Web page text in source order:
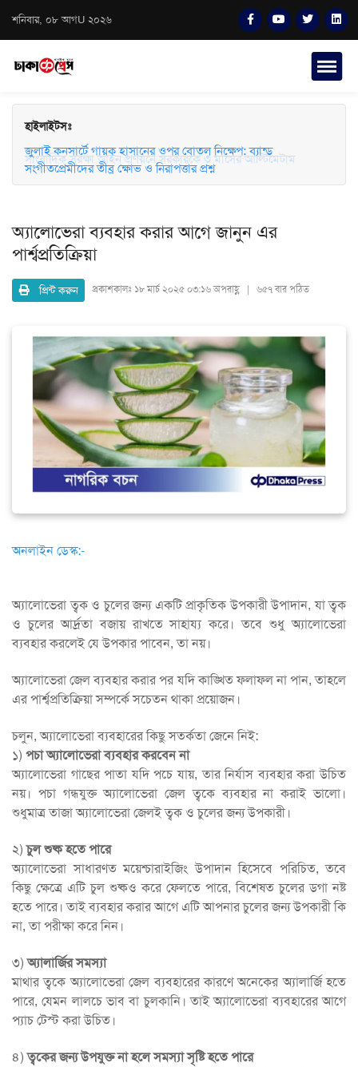
শনিবার, ০৮ আগU ২০২৬
হাইলাইটসঃ
সাংবাদিক সুরক্ষা আইন প্রণয়নে সরকারকে ৩ মাসের আল্টিমেটাম
জুলাই কনসার্টে গায়ক হাসানের ওপর বোতল নিক্ষেপ: ব্যান্ড
সংগীতপ্রেমীদের তীব্র ক্ষোভ ও নিরাপত্তার প্রশ্ন
অ্যালোভেরা ব্যবহার করার আগে জানুন এর
পার্শ্বপ্রতিক্রিয়া
প্রিন্ট করুন প্রকাশকালঃ ১৮ মার্চ ২০২৫ ০৩:১৬ অপরাহ্ণ | ৬৫৭ বার পঠিত
অনলাইন ডেস্ক:-
অ্যালোভেরা ত্বক ও চুলের জন্য একটি প্রাকৃতিক উপকারী উপাদান, যা ত্বক
ও চুলের আর্দ্রতা বজায় রাখতে সাহায্য করে। তবে শুধু অ্যালোভেরা
ব্যবহার করলেই যে উপকার পাবেন, তা নয়।
অ্যালোভেরা জেল ব্যবহার করার পর যদি কাঙ্খিত ফলাফল না পান, তাহলে
এর পার্শ্বপ্রতিক্রিয়া সম্পর্কে সচেতন থাকা প্রয়োজন।
চলুন, অ্যালোভেরা ব্যবহারের কিছু সতর্কতা জেনে নিই:
১) পচা অ্যালোভেরা ব্যবহার করবেন না
অ্যালোভেরা গাছের পাতা যদি পচে যায়, তার নির্যাস ব্যবহার করা উচিত
নয়। পচা গন্ধযুক্ত অ্যালোভেরা জেল ত্বকে ব্যবহার না করাই ভালো।
শুধুমাত্র তাজা অ্যালোভেরা জেলই ত্বক ও চুলের জন্য উপকারী।
২)চুল শুষ্ক হতে পারে
অ্যালোভেরা সাধারণত ময়েশ্চারাইজিং উপাদান হিসেবে পরিচিত, তবে
কিছু ক্ষেত্রে এটি চুল শুষ্কও করে ফেলতে পারে, বিশেষত চুলের ডগা নষ্ট
হতে পারে। তাই ব্যবহার করার আগে এটি আপনার চুলের জন্য উপকারী কি
না, তা পরীক্ষা করে নিন।
৩)অ্যালার্জির সমস্যা
মাথার ত্বকে অ্যালোভেরা জেল ব্যবহারের কারণে অনেকের অ্যালার্জি হতে
পারে, যেমন লালচে ভাব বা চুলকানি। তাই অ্যালোভেরা ব্যবহারের আগে
প্যাচ টেস্ট করা উচিত।
৪)ত্বকের জন্য উপযুক্ত না হলে সমস্যা সৃষ্টি হতে পারে